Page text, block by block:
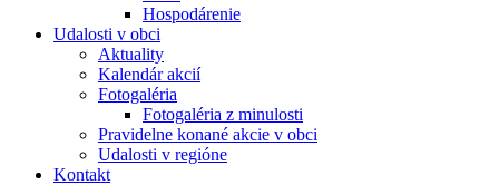
Hospodárenie
Udalosti v obci
Aktuality
Kalendár akcií
Fotogaléria
Fotogaléria z minulosti
Pravidelne konané akcie v obci
Udalosti v regióne
Kontakt